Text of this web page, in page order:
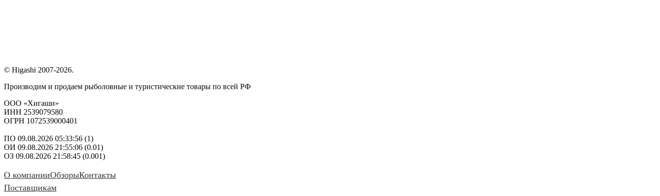
© Higashi 2007-2026.
Производим и продаем рыболовные и туристические товары по всей РФ
ООО «Хигаши»
ИНН 2539079580
ОГРН 1072539000401
ПО 09.08.2026 05:33:56 (1)
ОИ 09.08.2026 21:55:06 (0.01)
ОЗ 09.08.2026 21:58:45 (0.001)
О компанииОбзорыКонтакты
Поставщикам